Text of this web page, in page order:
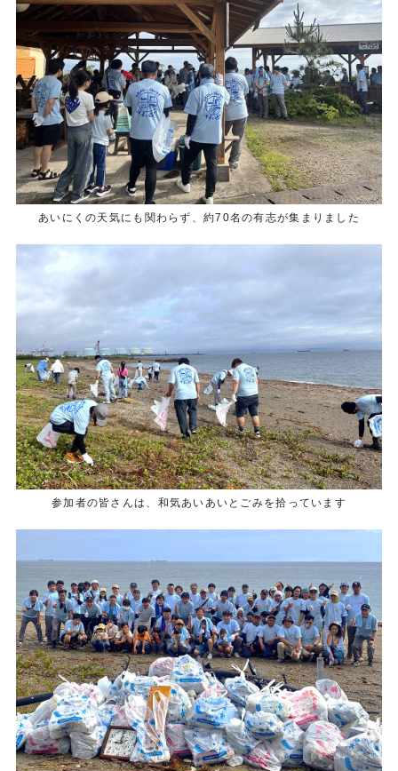
あいにくの天気にも関わらず、約70名の有志が集まりました
参加者の皆さんは、和気あいあいとごみを拾っています